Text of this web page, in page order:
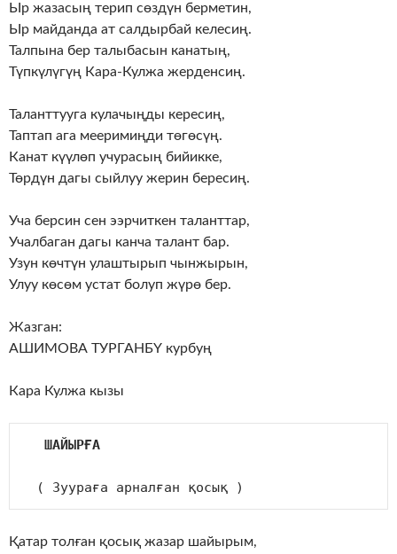
Ыр жазасың терип сөздүн берметин,
Ыр майданда ат салдырбай келесиң.
Талпына бер талыбасын канатың,
Түпкүлүгүң Кара-Кулжа жерденсиң.
Таланттууга кулачыңды кересиң,
Таптап ага мееримиңди төгөсүң.
Канат күүлөп учурасың бийикке,
Төрдүн дагы сыйлуу жерин бересиң.
Уча берсин сен ээрчиткен таланттар,
Учалбаган дагы канча талант бар.
Узун көчтүн улаштырып чынжырын,
Улуу көсөм устат болуп жүрө бер.
Жазган:
АШИМОВА ТУРГАНБҮ курбуң
Кара Кулжа кызы
ШАЙЫРҒА
  ( Зуураға арналған қосық )
Қатар толған қосық жазар шайырым,